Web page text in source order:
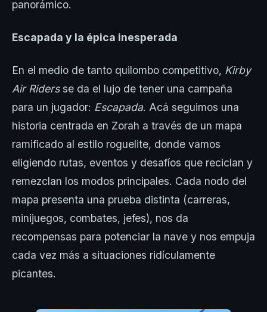
panorámico.
Escapada y la épica inesperada
En el medio de tanto quilombo competitivo, Kirby
Air Ridersse da el lujo de tener una campaña
para un jugador: Escapada. Acá seguimos una
historia centrada en Zorah a través de un mapa
ramificado al estilo roguelite, donde vamos
eligiendo rutas, eventos y desafíos que reciclan y
remezclan los modos principales. Cada nodo del
mapa presenta una prueba distinta (carreras,
minijuegos, combates, jefes), nos da
recompensas para potenciar la nave y nos empuja
cada vez más a situaciones ridículamente
picantes.